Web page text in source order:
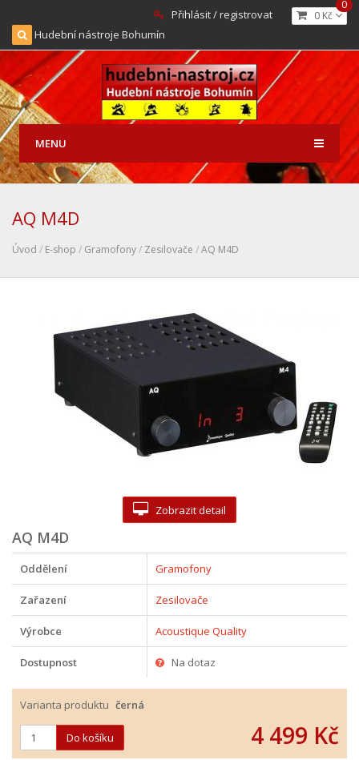
0 Kč
0
Přihlásit / registrovat
Hudební nástroje Bohumín
MENU
AQ M4D
Úvod / E-shop / Gramofony/ Zesilovače /AQ M4D
Zobrazit detail
AQ M4D
Oddělení Gramofony
Zařazení Zesilovače
Výrobce Acoustique Quality
Dostupnost Na dotaz
Varianta produktu černá
4 499 Kč